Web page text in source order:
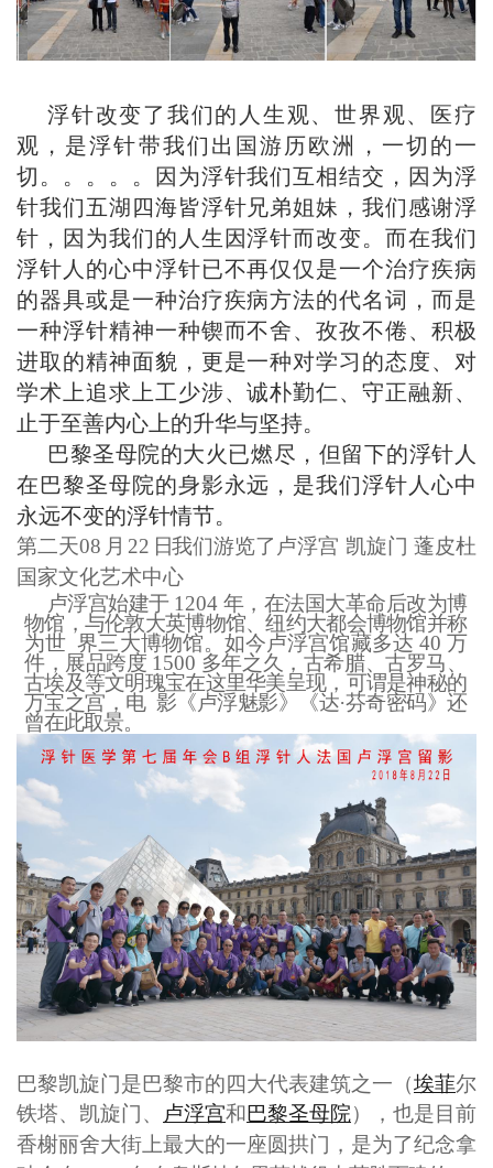
浮针改变了我们的人生观、世界观、医疗
观，是浮针带我们出国游历欧洲，一切的一
切。。。。。因为浮针我们互相结交，因为浮
针我们五湖四海皆浮针兄弟姐妹，我们感谢浮
针，因为我们的人生因浮针而改变。而在我们
浮针人的心中浮针已不再仅仅是一个治疗疾病
的器具或是一种治疗疾病方法的代名词，而是
一种浮针精神一种锲而不舍、孜孜不倦、积极
进取的精神面貌，更是一种对学习的态度、对
学术上追求上工少涉、诚朴勤仁、守正融新、
止于至善内心上的升华与坚持。
巴黎圣母院的大火已燃尽，但留下的浮针人
在巴黎圣母院的身影永远，是我们浮针人心中
永远不变的浮针情节。
第二天08 月 22 日我们游览了卢浮宫 凯旋门 蓬皮杜
国家文化艺术中心
卢浮宫始建于 1204 年，在法国大革命后改为博
物馆，与伦敦大英博物馆、纽约大都会博物馆并称
为世 界三大博物馆。如今卢浮宫馆藏多达 40 万
件，展品跨度 1500 多年之久，古希腊、古罗马、
古埃及等文明瑰宝在这里华美呈现，可谓是神秘的
万宝之宫，电 影《卢浮魅影》《达·芬奇密码》还
曾在此取景。
巴黎凯旋门是巴黎市的四大代表建筑之一（埃菲尔
铁塔、凯旋门、
卢浮宫和 巴黎圣母院），也是目前
香榭丽舍大街上最大的一座圆拱门，是为了纪念拿